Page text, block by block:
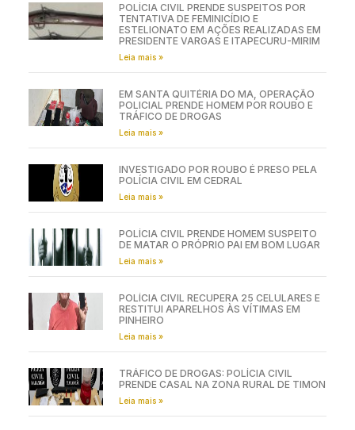
POLÍCIA CIVIL PRENDE SUSPEITOS POR
TENTATIVA DE FEMINICÍDIO E
ESTELIONATO EM AÇÕES REALIZADAS EM
PRESIDENTE VARGAS E ITAPECURU-MIRIM
Leia mais »
EM SANTA QUITÉRIA DO MA, OPERAÇÃO
POLICIAL PRENDE HOMEM POR ROUBO E
TRÁFICO DE DROGAS
Leia mais »
INVESTIGADO POR ROUBO É PRESO PELA
POLÍCIA CIVIL EM CEDRAL
Leia mais »
POLÍCIA CIVIL PRENDE HOMEM SUSPEITO
DE MATAR O PRÓPRIO PAI EM BOM LUGAR
Leia mais »
POLÍCIA CIVIL RECUPERA 25 CELULARES E
RESTITUI APARELHOS ÀS VÍTIMAS EM
PINHEIRO
Leia mais »
TRÁFICO DE DROGAS: POLÍCIA CIVIL
PRENDE CASAL NA ZONA RURAL DE TIMON
Leia mais »